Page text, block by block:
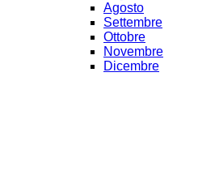
Agosto
Settembre
Ottobre
Novembre
Dicembre